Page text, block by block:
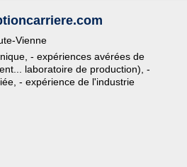
Vienne
- expériences avérées de
laboratoire de production), -
- expérience de l'industrie